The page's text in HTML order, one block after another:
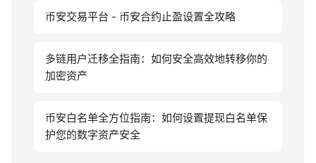
币安交易平台 - 币安合约止盈设置全攻略
多链用户迁移全指南：如何安全高效地转移你的
加密资产
币安白名单全方位指南：如何设置提现白名单保
护您的数字资产安全